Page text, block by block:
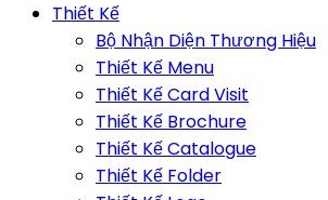
Thiết Kế
Bộ Nhận Diện Thương Hiệu
Thiết Kế Menu
Thiết Kế Card Visit
Thiết Kế Brochure
Thiết Kế Catalogue
Thiết Kế Folder